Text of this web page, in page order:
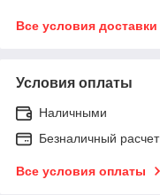
Все условия доставки
Условия оплаты
Наличными
Безналичный расчет
Все условия оплаты